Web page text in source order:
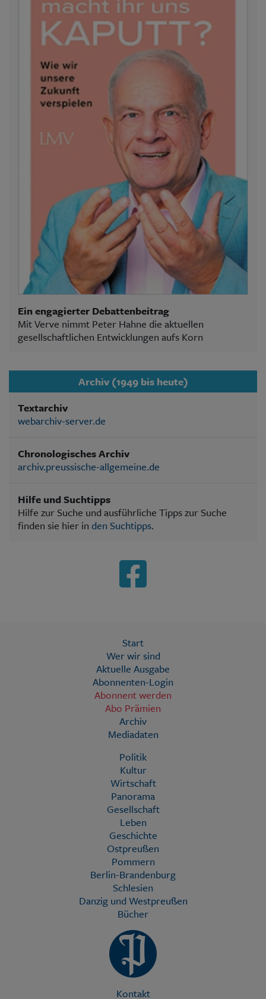
Ein engagierter Debattenbeitrag
Mit Verve nimmt Peter Hahne die aktuellen
gesellschaftlichen Entwicklungen aufs Korn
Archiv (1949 bis heute)
Textarchiv
webarchiv-server.de
Chronologisches Archiv
archiv.preussische-allgemeine.de
Hilfe und Suchtipps
Hilfe zur Suche und ausführliche Tipps zur Suche
finden sie hier in den Suchtipps.
Start
Wer wir sind
Aktuelle Ausgabe
Abonnenten-Login
Abonnent werden
Abo Prämien
Archiv
Mediadaten
Politik
Kultur
Wirtschaft
Panorama
Gesellschaft
Leben
Geschichte
Ostpreußen
Pommern
Berlin-Brandenburg
Schlesien
Danzig und Westpreußen
Bücher
Kontakt